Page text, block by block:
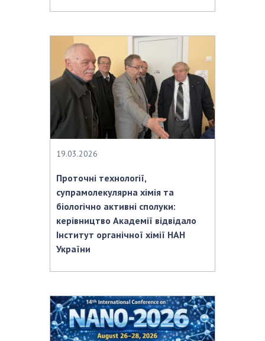
19.03.2026
Проточні технології,
супрамолекулярна хімія та
біологічно активні сполуки:
керівництво Академії відвідало
Інститут органічної хімії НАН
України